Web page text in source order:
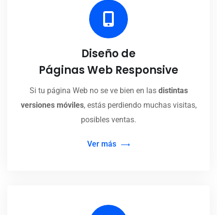
Diseño de
Páginas Web Responsive
Si tu página Web no se ve bien en las distintas
versiones móviles, estás perdiendo muchas visitas,
posibles ventas.
Ver más